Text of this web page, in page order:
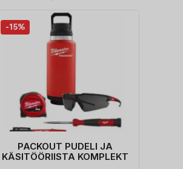
-15%
PACKOUT PUDELI JA
KÄSITÖÖRIISTA KOMPLEKT